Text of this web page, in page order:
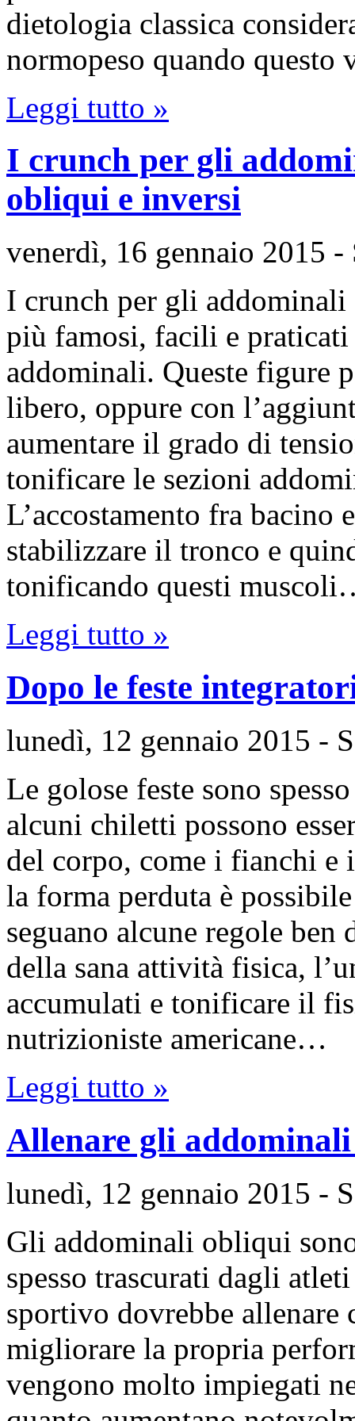
dietologia classica
normopeso quando
Leggi tutto »
I crunch per gli
obliqui e inversi
venerdì, 16 gennaio 2015 -
I crunch per gli addominali
più famosi, facili e
addominali. Queste figure
libero, oppure con
aumentare il grado di
tonificare le sezioni
L’accostamento fra bacino
stabilizzare il tronco e
tonificando questi
Leggi tutto »
Dopo le feste
lunedì, 12 gennaio 2015 -
Le golose feste sono
alcuni chiletti possono
del corpo, come i fianchi
la forma perduta è
seguano alcune regole
della sana attività fisica,
accumulati e tonificare il
nutrizioniste americane…
Leggi tutto »
Allenare gli
lunedì, 12 gennaio 2015 -
Gli addominali obliqui
spesso trascurati dagli
sportivo dovrebbe allenare
migliorare la propria
vengono molto impiegati